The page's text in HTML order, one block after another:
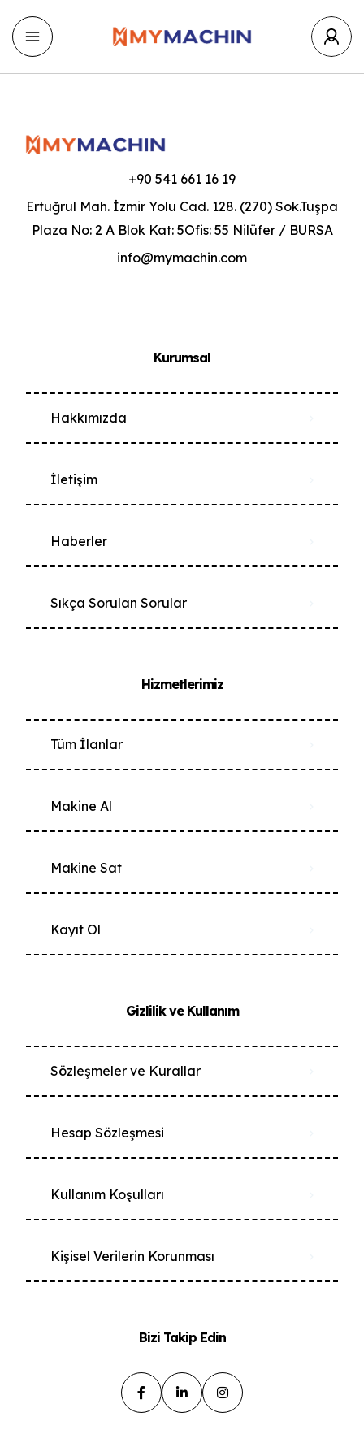
+90 541 661 16 19
Ertuğrul Mah. İzmir Yolu Cad. 128. (270) Sok.Tuşpa
Plaza No: 2 A Blok Kat: 5Ofis: 55 Nilüfer / BURSA
info@mymachin.com
Kurumsal
Hakkımızda
İletişim
Haberler
Sıkça Sorulan Sorular
Hizmetlerimiz
Tüm İlanlar
Makine Al
Makine Sat
Kayıt Ol
Gizlilik ve Kullanım
Sözleşmeler ve Kurallar
Hesap Sözleşmesi
Kullanım Koşulları
Kişisel Verilerin Korunması
Bizi Takip Edin